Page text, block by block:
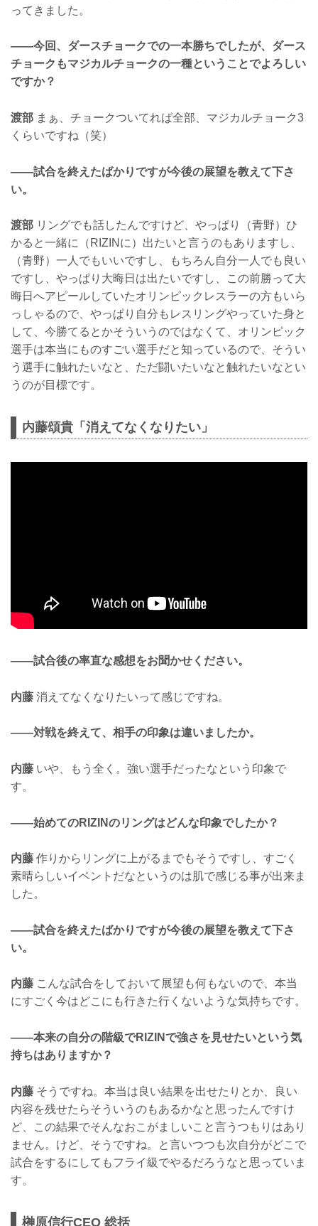
ってきました。
——今回、ダースチョークでの一本勝ちでしたが、ダース
チョークもマジカルチョークの一種ということでよろしい
ですか？
渡部 まぁ、チョークついてれば全部、マジカルチョーク3
くらいですね（笑）
——試合を終えたばかりですが今後の展望を教えて下さ
い。
渡部 リングでも話したんですけど、やっぱり（青野）ひ
かると一緒に（RIZINに）出たいと言うのもありますし、
（青野）一人でもいいですし、もちろん自分一人でも良い
ですし、やっぱり大晦日は出たいですし、この前勝って大
晦日へアピールしていたオリンピックレスラーの方もいら
っしゃるので、やっぱり自分もレスリングやっていた身と
して、今勝てるとかそういうのではなくて、オリンピック
選手は本当にものすごい選手だと知っているので、そうい
う選手に触れたいなと、ただ闘いたいなと触れたいなとい
うのが目標です。
内藤頌貴「消えてなくなりたい」
——試合後の率直な感想をお聞かせください。
内藤 消えてなくなりたいって感じですね。
——対戦を終えて、相手の印象は違いましたか。
内藤 いや、もう全く。強い選手だったなという印象で
す。
——始めてのRIZINのリングはどんな印象でしたか？
内藤 作りからリングに上がるまでもそうですし、すごく
素晴らしいイベントだなというのは肌で感じる事が出来ま
した。
——試合を終えたばかりですが今後の展望を教えて下さ
い。
内藤 こんな試合をしておいて展望も何もないので、本当
にすごく今はどこにも行きた行くないような気持ちです。
——本来の自分の階級でRIZINで強さを見せたいという気
持ちはありますか？
内藤 そうですね。本当は良い結果を出せたりとか、良い
内容を残せたらそういうのもあるかなと思ったんですけ
ど、この結果でそんなおこがましいこと言うつもりはあり
ません。けど、そうですね。と言いつつも次自分がどこで
試合をするにしてもフライ級でやるだろうなと思っていま
す。
榊原信行CEO 総括